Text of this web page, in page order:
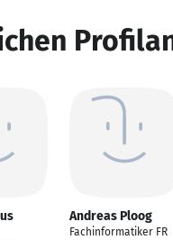
Andreas Ploog
Fachinformatiker FR